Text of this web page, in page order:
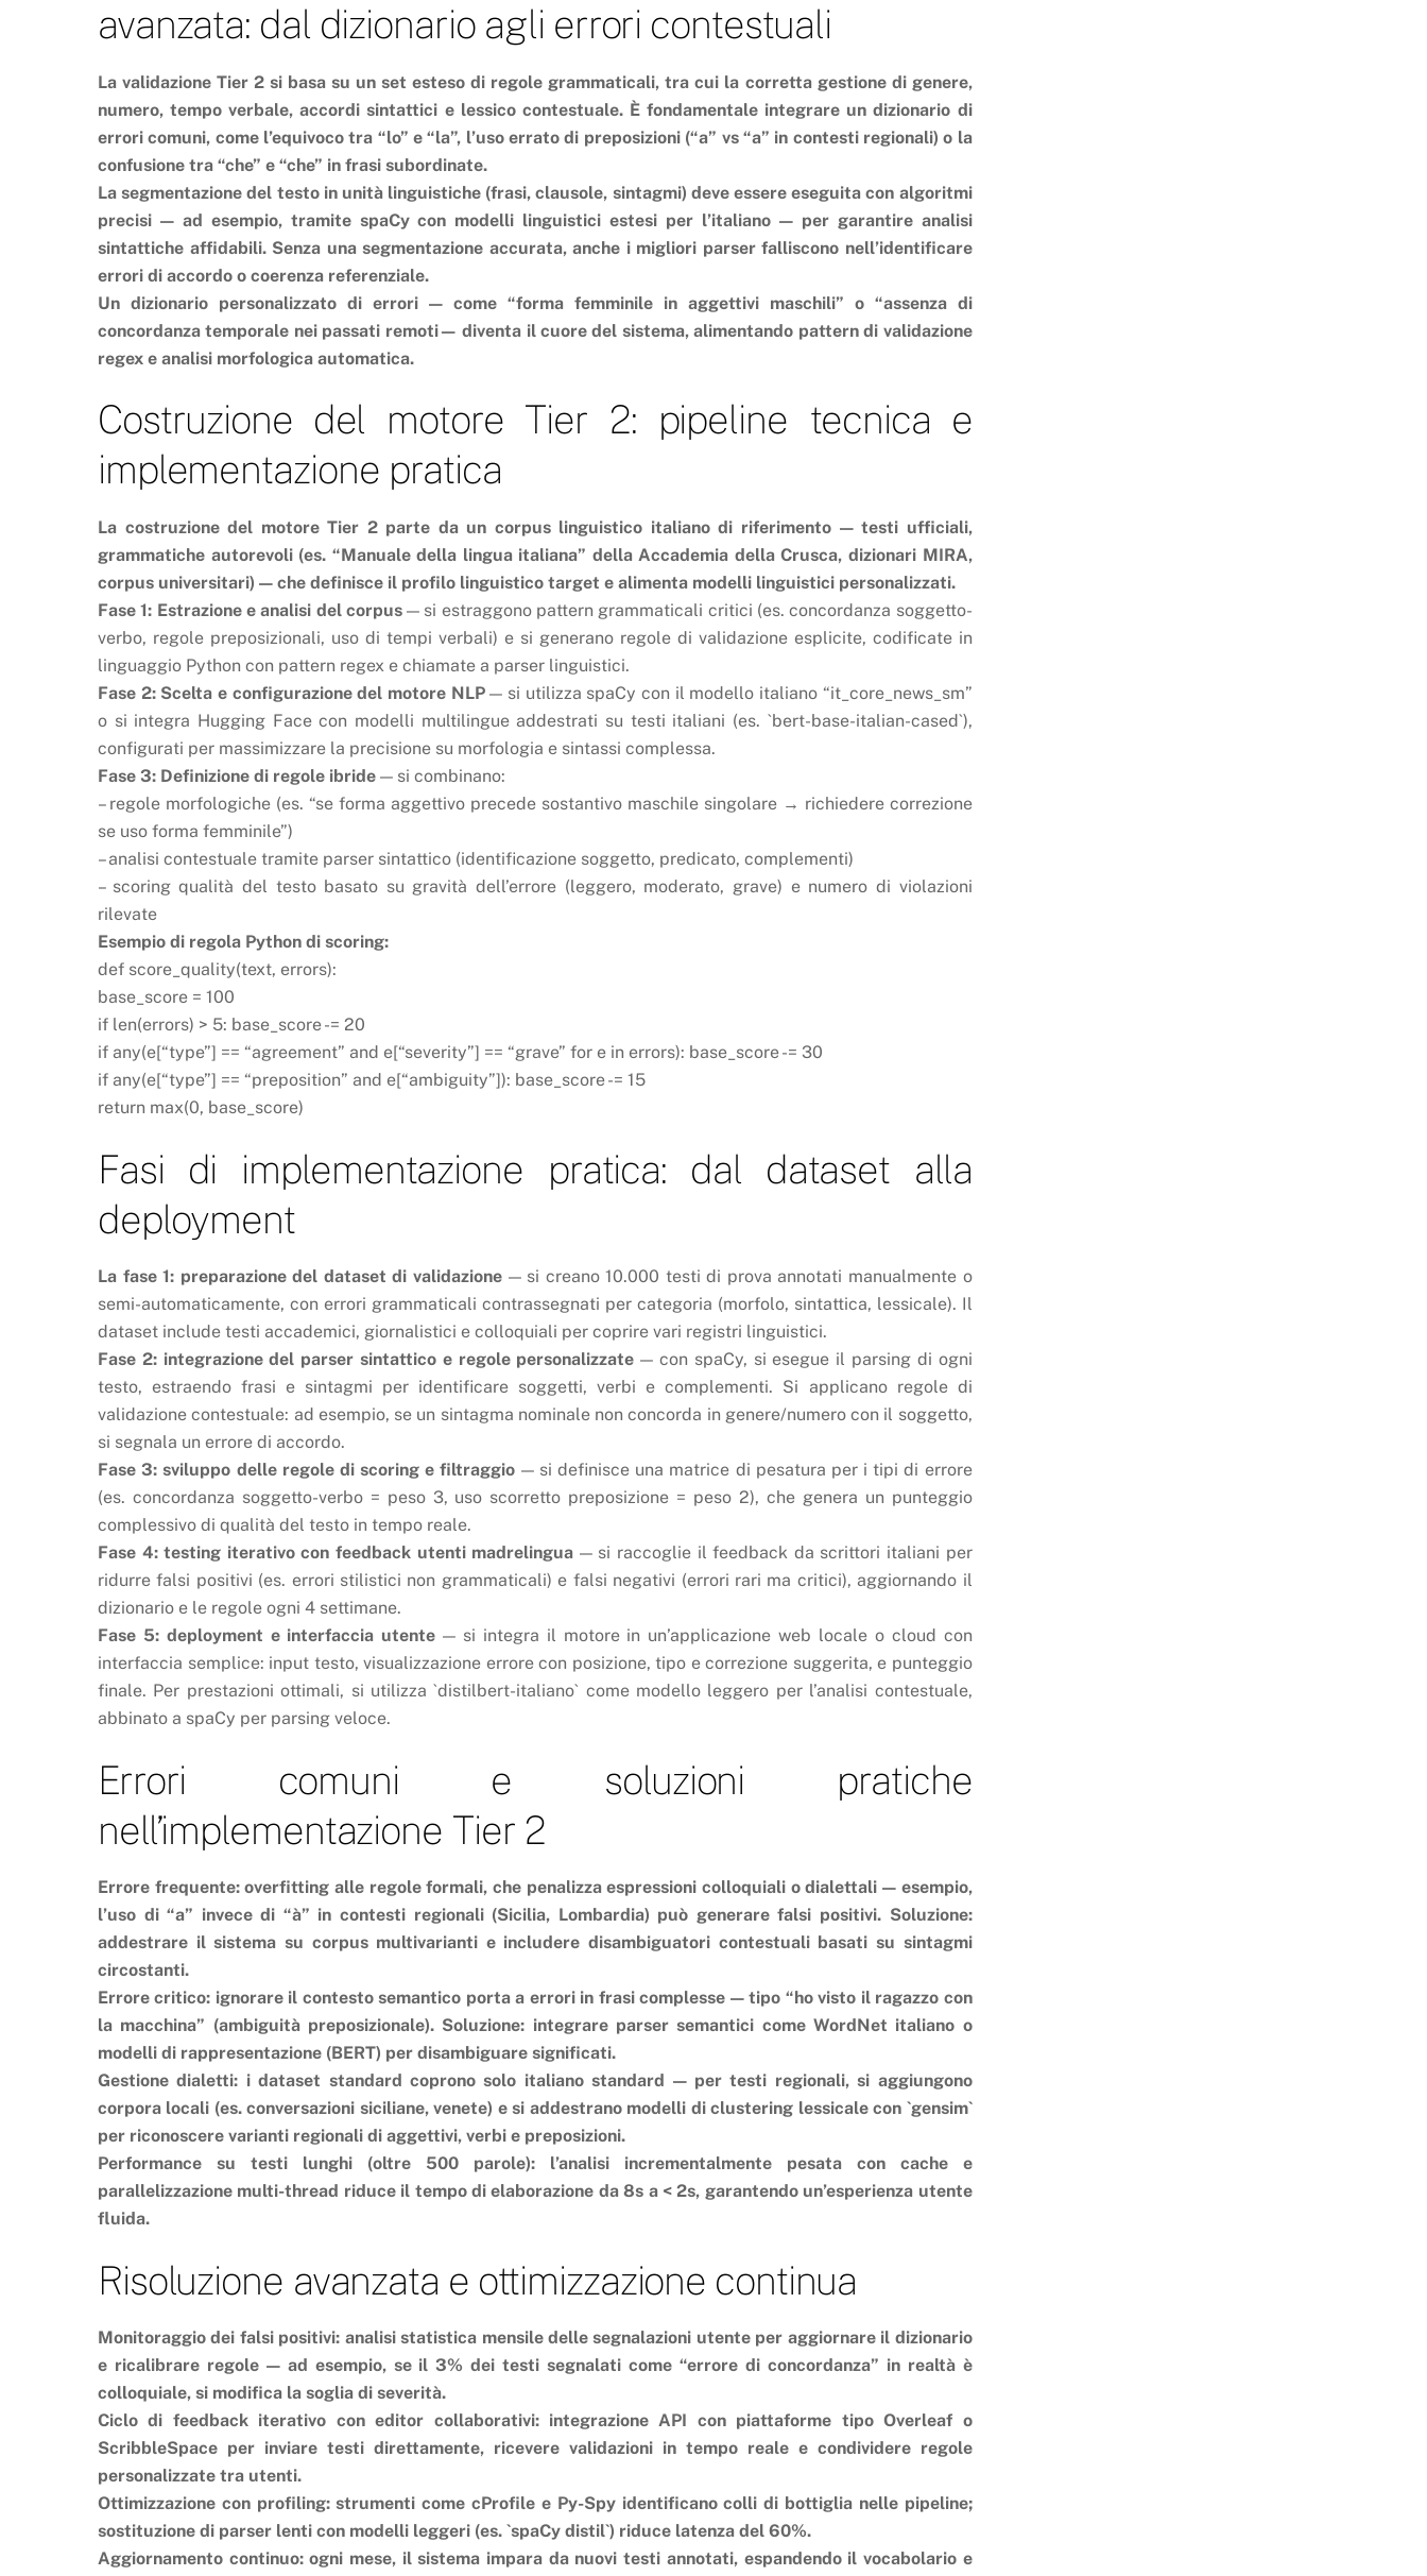
avanzata: dal dizionario agli errori contestuali
La validazione Tier 2 si basa su un set esteso di regole grammaticali, tra cui la corretta gestione di genere,
numero, tempo verbale, accordi sintattici e lessico contestuale. È fondamentale integrare un dizionario di
errori comuni, come l’equivoco tra “lo” e “la”, l’uso errato di preposizioni (“a” vs “a” in contesti regionali) o la
confusione tra “che” e “che” in frasi subordinate.
La segmentazione del testo in unità linguistiche (frasi, clausole, sintagmi) deve essere eseguita con algoritmi
precisi — ad esempio, tramite spaCy con modelli linguistici estesi per l’italiano — per garantire analisi
sintattiche affidabili. Senza una segmentazione accurata, anche i migliori parser falliscono nell’identificare
errori di accordo o coerenza referenziale.
Un dizionario personalizzato di errori — come “forma femminile in aggettivi maschili” o “assenza di
concordanza temporale nei passati remoti— diventa il cuore del sistema, alimentando pattern di validazione
regex e analisi morfologica automatica.
Costruzione del motore Tier 2: pipeline tecnica e
implementazione pratica
La costruzione del motore Tier 2 parte da un corpus linguistico italiano di riferimento — testi ufficiali,
grammatiche autorevoli (es. “Manuale della lingua italiana” della Accademia della Crusca, dizionari MIRA,
corpus universitari) — che definisce il profilo linguistico target e alimenta modelli linguistici personalizzati.
Fase 1: Estrazione e analisi del corpus— si estraggono pattern grammaticali critici (es. concordanza soggetto-
verbo, regole preposizionali, uso di tempi verbali) e si generano regole di validazione esplicite, codificate in
linguaggio Python con pattern regex e chiamate a parser linguistici.
Fase 2: Scelta e configurazione del motore NLP— si utilizza spaCy con il modello italiano “it_core_news_sm”
o si integra Hugging Face con modelli multilingue addestrati su testi italiani (es. `bert-base-italian-cased`),
configurati per massimizzare la precisione su morfologia e sintassi complessa.
Fase 3: Definizione di regole ibride — si combinano:
– regole morfologiche (es. “se forma aggettivo precede sostantivo maschile singolare → richiedere correzione
se uso forma femminile”)
– analisi contestuale tramite parser sintattico (identificazione soggetto, predicato, complementi)
– scoring qualità del testo basato su gravità dell’errore (leggero, moderato, grave) e numero di violazioni
rilevate
Esempio di regola Python di scoring:
def score_quality(text, errors):
base_score = 100
if len(errors) > 5: base_score -= 20
if any(e[“type”] == “agreement” and e[“severity”] == “grave” for e in errors): base_score -= 30
if any(e[“type”] == “preposition” and e[“ambiguity”]): base_score -= 15
return max(0, base_score)
Fasi di implementazione pratica: dal dataset alla
deployment
La fase 1: preparazione del dataset di validazione— si creano 10.000 testi di prova annotati manualmente o
semi-automaticamente, con errori grammaticali contrassegnati per categoria (morfolo, sintattica, lessicale). Il
dataset include testi accademici, giornalistici e colloquiali per coprire vari registri linguistici.
Fase 2: integrazione del parser sintattico e regole personalizzate — con spaCy, si esegue il parsing di ogni
testo, estraendo frasi e sintagmi per identificare soggetti, verbi e complementi. Si applicano regole di
validazione contestuale: ad esempio, se un sintagma nominale non concorda in genere/numero con il soggetto,
si segnala un errore di accordo.
Fase 3: sviluppo delle regole di scoring e filtraggio — si definisce una matrice di pesatura per i tipi di errore
(es. concordanza soggetto-verbo = peso 3, uso scorretto preposizione = peso 2), che genera un punteggio
complessivo di qualità del testo in tempo reale.
Fase 4: testing iterativo con feedback utenti madrelingua — si raccoglie il feedback da scrittori italiani per
ridurre falsi positivi (es. errori stilistici non grammaticali) e falsi negativi (errori rari ma critici), aggiornando il
dizionario e le regole ogni 4 settimane.
Fase 5: deployment e interfaccia utente — si integra il motore in un’applicazione web locale o cloud con
interfaccia semplice: input testo, visualizzazione errore con posizione, tipo e correzione suggerita, e punteggio
finale. Per prestazioni ottimali, si utilizza `distilbert-italiano` come modello leggero per l’analisi contestuale,
abbinato a spaCy per parsing veloce.
Errori comuni e soluzioni pratiche
nell’implementazione Tier 2
Errore frequente: overfitting alle regole formali, che penalizza espressioni colloquiali o dialettali — esempio,
l’uso di “a” invece di “à” in contesti regionali (Sicilia, Lombardia) può generare falsi positivi. Soluzione:
addestrare il sistema su corpus multivarianti e includere disambiguatori contestuali basati su sintagmi
circostanti.
Errore critico: ignorare il contesto semantico porta a errori in frasi complesse — tipo “ho visto il ragazzo con
la macchina” (ambiguità preposizionale). Soluzione: integrare parser semantici come WordNet italiano o
modelli di rappresentazione (BERT) per disambiguare significati.
Gestione dialetti: i dataset standard coprono solo italiano standard — per testi regionali, si aggiungono
corpora locali (es. conversazioni siciliane, venete) e si addestrano modelli di clustering lessicale con `gensim`
per riconoscere varianti regionali di aggettivi, verbi e preposizioni.
Performance su testi lunghi (oltre 500 parole): l’analisi incrementalmente pesata con cache e
parallelizzazione multi-thread riduce il tempo di elaborazione da 8s a < 2s, garantendo un’esperienza utente
fluida.
Risoluzione avanzata e ottimizzazione continua
Monitoraggio dei falsi positivi: analisi statistica mensile delle segnalazioni utente per aggiornare il dizionario
e ricalibrare regole — ad esempio, se il 3% dei testi segnalati come “errore di concordanza” in realtà è
colloquiale, si modifica la soglia di severità.
Ciclo di feedback iterativo con editor collaborativi: integrazione API con piattaforme tipo Overleaf o
ScribbleSpace per inviare testi direttamente, ricevere validazioni in tempo reale e condividere regole
personalizzate tra utenti.
Ottimizzazione con profiling: strumenti come cProfile e Py-Spy identificano colli di bottiglia nelle pipeline;
sostituzione di parser lenti con modelli leggeri (es. `spaCy distil`) riduce latenza del 60%.
Aggiornamento continuo: ogni mese, il sistema impara da nuovi testi annotati, espandendo il vocabolario e